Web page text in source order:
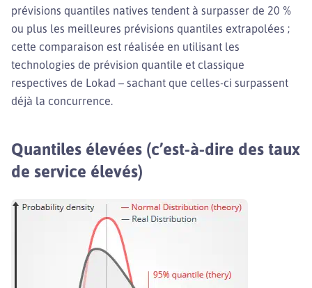
prévisions quantiles natives tendent à surpasser de 20 %
ou plus les meilleures prévisions quantiles extrapolées ;
cette comparaison est réalisée en utilisant les
technologies de prévision quantile et classique
respectives de Lokad – sachant que celles-ci surpassent
déjà la concurrence.
Quantiles élevées (c’est-à-dire des taux
de service élevés)